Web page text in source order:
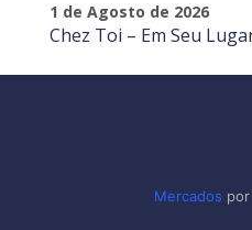
1 de Agosto de 2026
Chez Toi – Em Seu
Mercados